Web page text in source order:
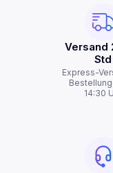
Versand
Std
Express-
14:30